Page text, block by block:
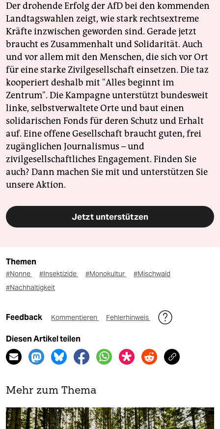
Der drohende Erfolg der AfD bei den kommenden
Landtagswahlen zeigt, wie stark rechtsextreme
Kräfte inzwischen geworden sind. Gerade jetzt
braucht es Zusammenhalt und Solidarität. Auch
und vor allem mit den Menschen, die sich vor Ort
für eine starke Zivilgesellschaft einsetzen. Die taz
kooperiert deshalb mit "Alles beginnt im
Zentrum". Die Kampagne unterstützt bundesweit
linke, selbstverwaltete Orte und baut einen
solidarischen Fonds für deren Schutz und Erhalt
auf. Eine offene Gesellschaft braucht guten, frei
zugänglichen Journalismus – und
zivilgesellschaftliches Engagement. Finden Sie
auch? Dann machen Sie mit und unterstützen Sie
unsere Aktion.
Jetzt unterstützen
Themen
#Nonne #Insektizide #Monokultur
#Mischwald
#Nachhaltigkeit
Feedback Kommentieren Fehlerhinweis
Diesen Artikel teilen
Mehr zum Thema